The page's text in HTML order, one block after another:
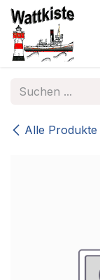
Zum Inhalt springen
Alle Produkte